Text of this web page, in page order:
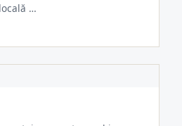
…